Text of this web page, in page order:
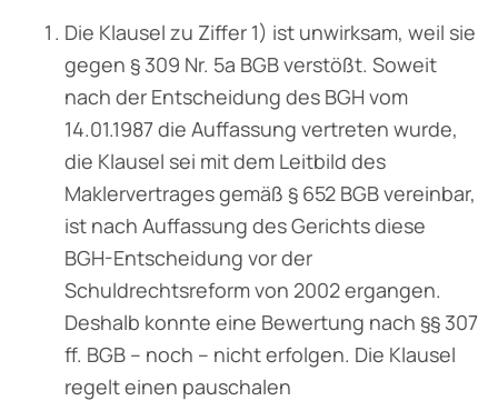
Die Klausel zu Ziffer 1) ist unwirksam, weil sie
gegen § 309 Nr. 5a BGB verstößt. Soweit
nach der Entscheidung des BGH vom
14.01.1987 die Auffassung vertreten wurde,
die Klausel sei mit dem Leitbild des
Maklervertrages gemäß § 652 BGB vereinbar,
ist nach Auf­fassung des Gerichts diese
BGH-Entscheidung vor der
Schuldrechtsreform von 2002 ergangen.
Deshalb konnte eine Bewertung nach §§ 307
ff. BGB – noch – nicht erfolgen. Die Klausel
regelt einen pauschalen